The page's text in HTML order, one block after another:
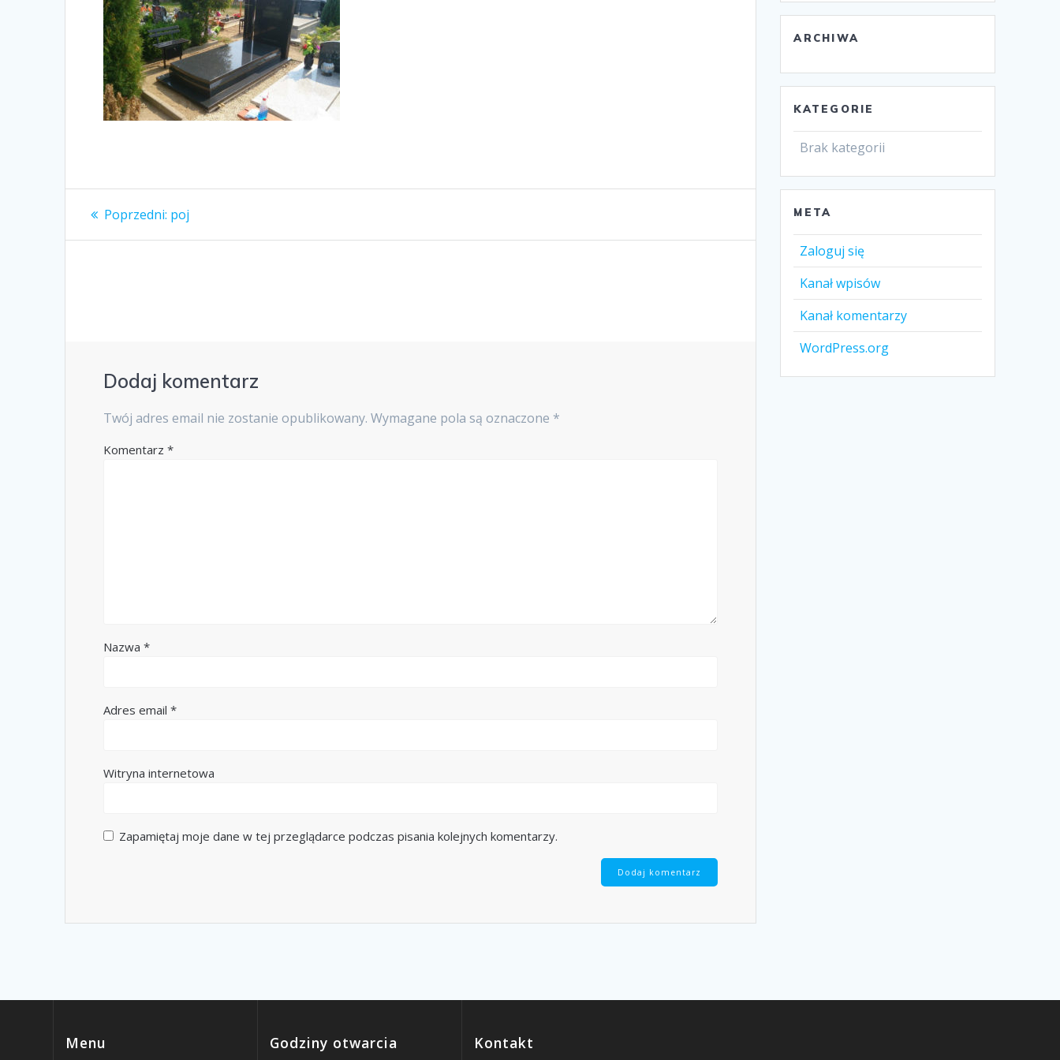
Nawigacja
wpisu
Poprzedni: Poprzedni
poj
Dodaj komentarz
Twój adres email nie zostanie opublikowany. Wymagane pola są oznaczone *
Komentarz*
Nazwa*
Adres email*
Witryna internetowa
Zapamiętaj moje dane w tej przeglądarce podczas pisania kolejnych komentarzy.
ARCHIWA
KATEGORIE
Brak kategorii
META
Zaloguj się
Kanał wpisów
Kanał komentarzy
WordPress.org
Menu Godziny otwarcia Kontakt